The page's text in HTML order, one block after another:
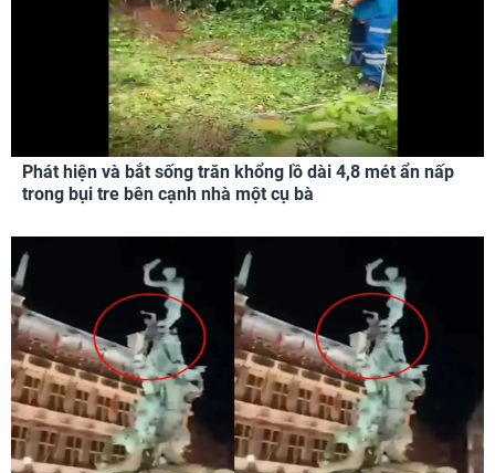
Phát hiện và bắt sống trăn khổng lồ dài 4,8 mét ẩn nấp
trong bụi tre bên cạnh nhà một cụ bà